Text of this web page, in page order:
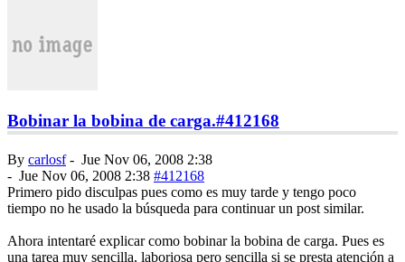
Bobinar la bobina de carga.#412168
By carlosf- Jue Nov 06, 2008 2:38
- Jue Nov 06, 2008 2:38 #412168
Primero pido disculpas pues como es muy tarde y tengo poco
tiempo no he usado la búsqueda para continuar un post similar.
Ahora intentaré explicar como bobinar la bobina de carga. Pues es
una tarea muy sencilla, laboriosa pero sencilla si se presta atención a